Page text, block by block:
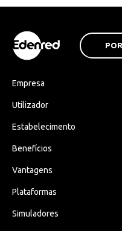
Empresa
Utilizador
Estabelecimento
Benefícios
Vantagens
Plataformas
Simuladores